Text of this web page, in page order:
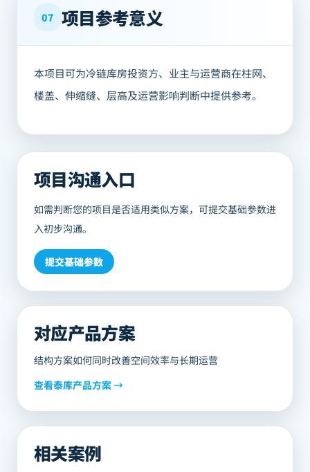
07 项目参考意义
本项目可为冷链库房投资方、业主与运营商在柱网、
楼盖、伸缩缝、层高及运营影响判断中提供参考。
项目沟通入口
如需判断您的项目是否适用类似方案，可提交基础参数进
入初步沟通。
提交基础参数
对应产品方案
结构方案如何同时改善空间效率与长期运营
查看泰库产品方案 →
相关案例